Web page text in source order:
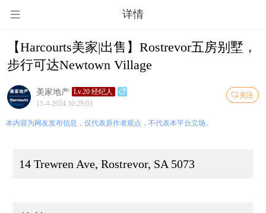
详情
【Harcourts美家|出售】Rostrevor五房别墅，
步行可达Newtown Village
关注
美家地产 Lv.20 经纪人
11-4-2024 10:29:03
本内容为网友发布信息，仅代表原作者观点，不代表本平台立场。
14 Trewren Ave, Rostrevor, SA 5073